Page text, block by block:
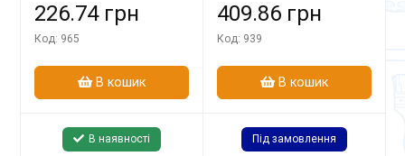
25х16х140 Т15К6
226.74 грн
Код: 965
В кошик
32х20х170 ВК8
409.86 грн
Код: 939
В кошик
В наявності Під замовлення